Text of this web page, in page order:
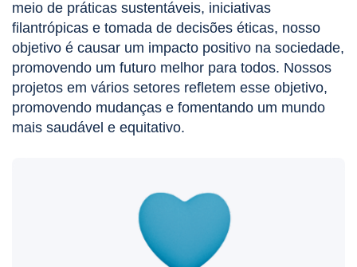
meio de práticas sustentáveis, iniciativas
filantrópicas e tomada de decisões éticas, nosso
objetivo é causar um impacto positivo na sociedade,
promovendo um futuro melhor para todos. Nossos
projetos em vários setores refletem esse objetivo,
promovendo mudanças e fomentando um mundo
mais saudável e equitativo.